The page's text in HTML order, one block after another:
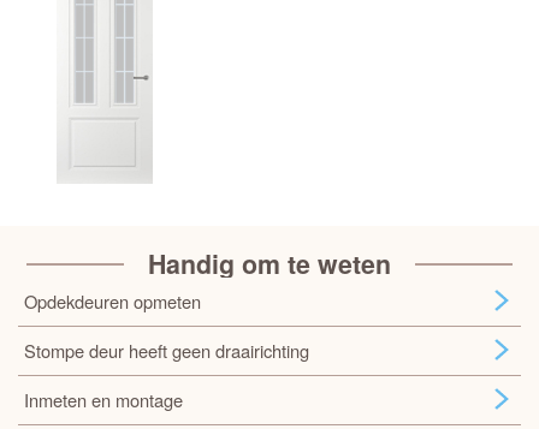
Handig om te weten
Opdekdeuren opmeten
Stompe deur heeft geen draairichting
Inmeten en montage